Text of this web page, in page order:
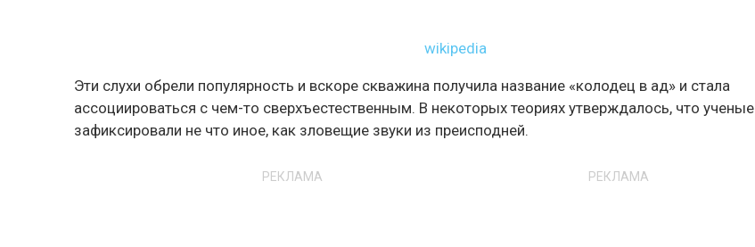
wikipedia
Эти слухи обрели популярность и вскоре скважина получила название «колодец в ад» и стала
ассоциироваться с чем-то сверхъестественным. В некоторых теориях утверждалось, что ученые
зафиксировали не что иное, как зловещие звуки из преисподней.
РЕКЛАМА РЕКЛАМА